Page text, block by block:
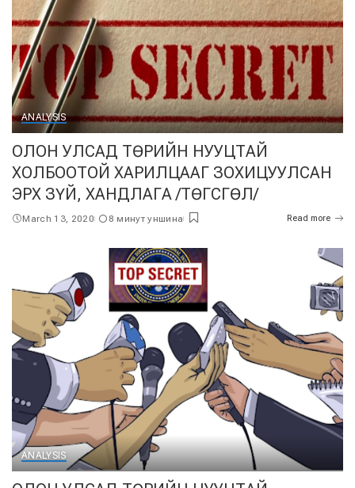
ANALYSIS
ОЛОН УЛСАД ТӨРИЙН НУУЦТАЙ
ХОЛБООТОЙ ХАРИЛЦААГ ЗОХИЦУУЛСАН
ЭРХ ЗҮЙ, ХАНДЛАГА /ТӨГСГӨЛ/
March 13, 2020 8 минут уншина Read more
ANALYSIS